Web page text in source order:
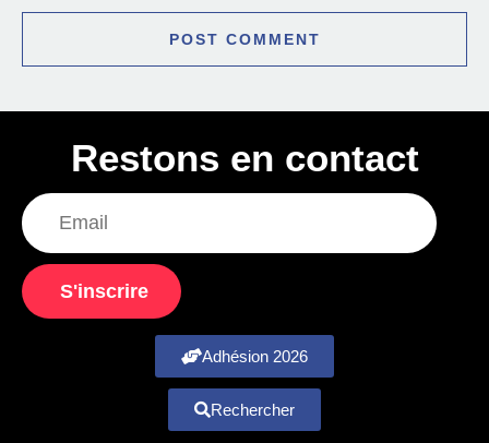
Restons en contact
S'inscrire
Adhésion 2026
Rechercher